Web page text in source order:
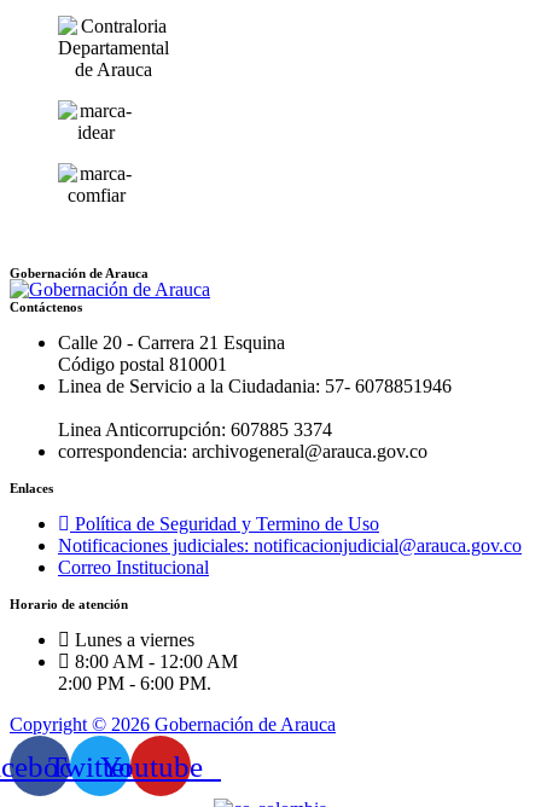
Gobernación de Arauca
Contáctenos
Calle 20 - Carrera 21 Esquina
Código postal 810001
Linea de Servicio a la Ciudadania: 57- 6078851946
Linea Anticorrupción: 607885 3374
correspondencia: archivogeneral@arauca.gov.co
Enlaces
Política de Seguridad y Termino de Uso
Notificaciones judiciales: notificacionjudicial@arauca.gov.co
Correo Institucional
Horario de atención
Lunes a viernes
8:00 AM - 12:00 AM
2:00 PM - 6:00 PM.
Copyright © 2026 Gobernación de Arauca
TwitterYoutube